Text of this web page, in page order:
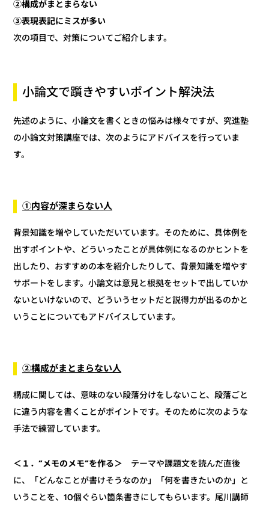
②構成がまとまらない
③表現表記にミスが多い
次の項目で、対策についてご紹介します。
小論文で躓きやすいポイント解決法
先述のように、小論文を書くときの悩みは様々ですが、究進塾
の小論文対策講座では、次のようにアドバイスを行っていま
す。
①内容が深まらない人
背景知識を増やしていただいています。そのために、具体例を
出すポイントや、どういったことが具体例になるのかヒントを
出したり、おすすめの本を紹介したりして、背景知識を増やす
サポートをします。小論文は意見と根拠をセットで出していか
ないといけないので、どういうセットだと説得力が出るのかと
いうことについてもアドバイスしています。
②構成がまとまらない人
構成に関しては、意味のない段落分けをしないこと、段落ごと
に違う内容を書くことがポイントです。そのために次のような
手法で練習しています。
＜１．“メモのメモ”を作る＞ テーマや課題文を読んだ直後
に、「どんなことが書けそうなのか」「何を書きたいのか」と
いうことを、10個ぐらい箇条書きにしてもらいます。尾川講師